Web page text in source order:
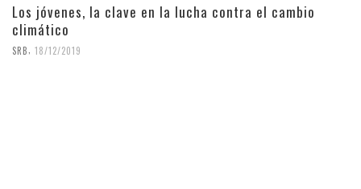
Los jóvenes, la clave en la lucha contra el cambio
climático
SRB 18/12/2019